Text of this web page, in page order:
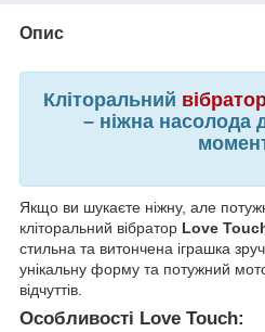
Опис
Кліторальний
– ніжна насолода
Якщо ви шукаєте ніжну, але
кліторальний вібратор Love
стильна та витончена іграшка
унікальну форму та потужний
відчуттів.
Особливості Love Touch: